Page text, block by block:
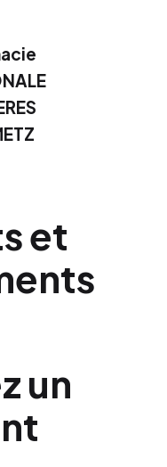
et
un